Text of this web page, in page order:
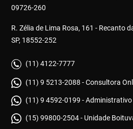
09726-260
R. Zélia de Lima Rosa, 161 - Recanto
SP, 18552-252
(11) 4122-7777
(11) 9 5213-2088 - Consultora
(11) 9 4592-0199 - Administrativo
(15) 99800-2504 - Unidade